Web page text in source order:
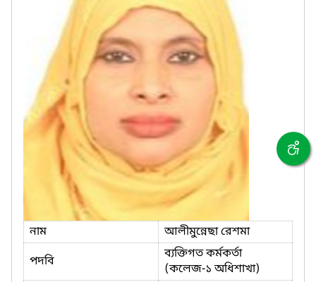
নাম
আলীমুন্নেছা রেশমা
পদবি
ব্যক্তিগত কর্মকর্তা
(কলেজ-১ অধিশাখা)